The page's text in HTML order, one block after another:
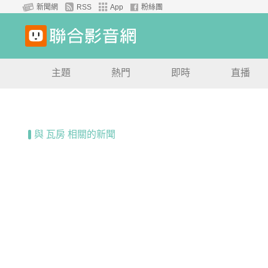
新聞網 RSS App 粉絲團
主題 熱門 即時 直播
與 瓦房 相關的新聞